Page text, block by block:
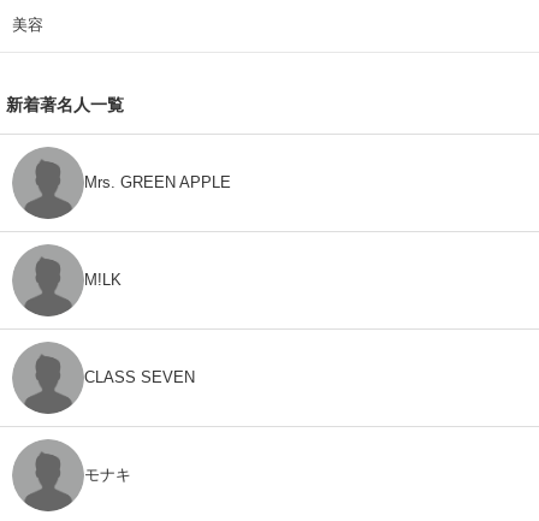
美容
新着著名人一覧
Mrs. GREEN APPLE
M!LK
CLASS SEVEN
モナキ